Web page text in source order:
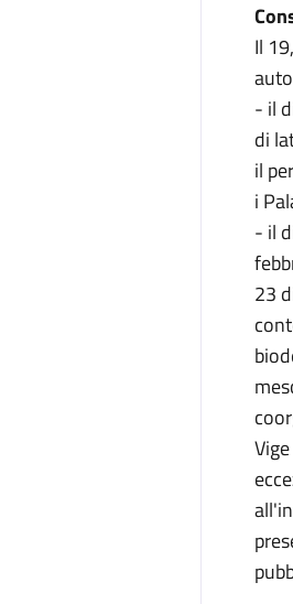
Il
- il
di
il
i
- il
23